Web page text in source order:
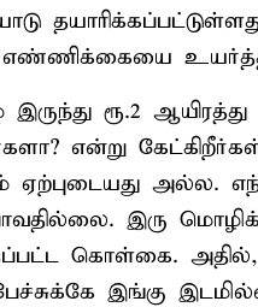
உயர்த்த
ரூ.2
என்று
ஏற்புடையது அல்ல.
இரு
கொள்கை.
இங்கு